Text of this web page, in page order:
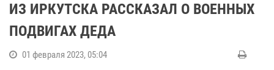
ИЗ ИРКУТСКА РАССКАЗАЛ О ВОЕННЫХ
ПОДВИГАХ ДЕДА
01 февраля 2023, 05:04